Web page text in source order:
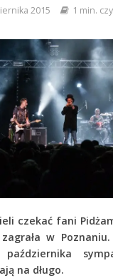
2015 1 min.
czekać fani
w
października
na długo.